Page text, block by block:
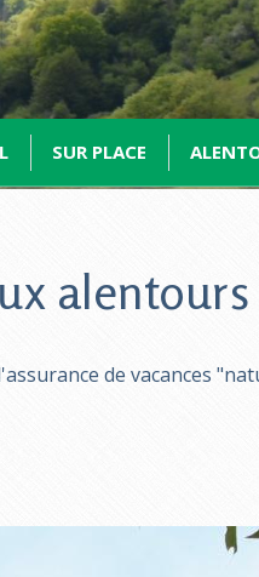
SUR PLACE
alentours
de vacances